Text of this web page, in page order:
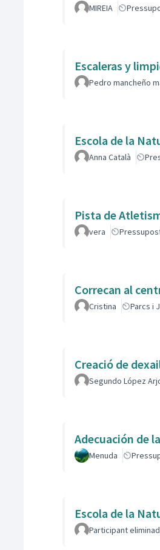
MIREIA
Escaleras y
Pedro mancheño
Escola de la
Anna Català
Pista de
vera
Correcan al
Cristina Parcs i
Creació de
Segundo López
Adecuación de
Menuda
Escola de la
Participant